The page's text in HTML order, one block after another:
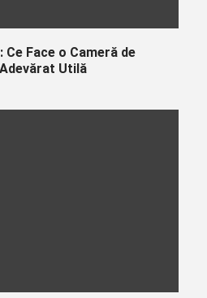
Ce Face o Cameră de
Utilă